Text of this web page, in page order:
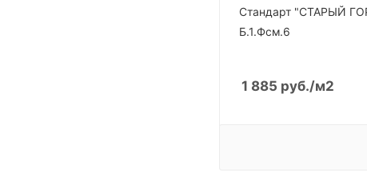
Стандарт "СТАРЫЙ
Б.1.Фсм.6
1 885 руб./м2